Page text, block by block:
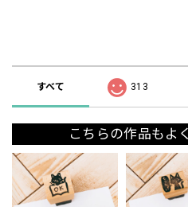
すべて 313
こちらの作品もよ